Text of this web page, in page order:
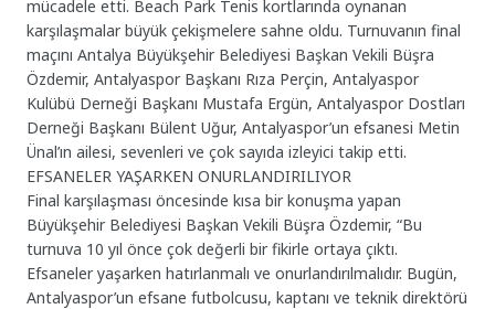
mücadele etti. Beach Park Tenis kortlarında oynanan
karşılaşmalar büyük çekişmelere sahne oldu. Turnuvanın final
maçını Antalya Büyükşehir Belediyesi Başkan Vekili Büşra
Özdemir, Antalyaspor Başkanı Rıza Perçin, Antalyaspor
Kulübü Derneği Başkanı Mustafa Ergün, Antalyaspor Dostları
Derneği Başkanı Bülent Uğur, Antalyaspor’un efsanesi Metin
Ünal’ın ailesi, sevenleri ve çok sayıda izleyici takip etti.
EFSANELER YAŞARKEN ONURLANDIRILIYOR
Final karşılaşması öncesinde kısa bir konuşma yapan
Büyükşehir Belediyesi Başkan Vekili Büşra Özdemir, “Bu
turnuva 10 yıl önce çok değerli bir fikirle ortaya çıktı.
Efsaneler yaşarken hatırlanmalı ve onurlandırılmalıdır. Bugün,
Antalyaspor’un efsane futbolcusu, kaptanı ve teknik direktörü